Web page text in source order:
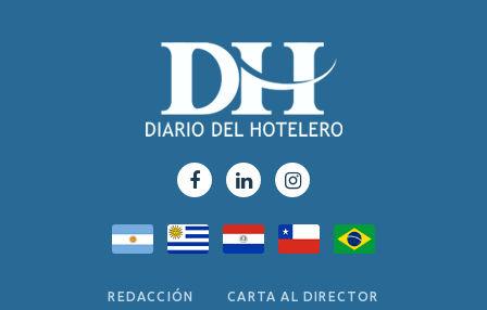
REDACCIÓN CARTA AL DIRECTOR